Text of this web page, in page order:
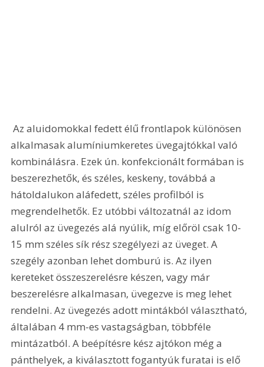
Az aluidomokkal fedett élű frontlapok különösen
alkalmasak alumíniumkeretes üvegajtókkal való
kombinálásra. Ezek ún. konfekcionált formában is
beszerezhetők, és széles, keskeny, továbbá a
hátoldalukon aláfedett, széles profilból is
megrendelhetők. Ez utóbbi változatnál az idom
alulról az üvegezés alá nyúlik, míg előröl csak 10-
15 mm széles sík rész szegélyezi az üveget. A
szegély azonban lehet domburú is. Az ilyen
kereteket összeszerelésre készen, vagy már
beszerelésre alkalmasan, üvegezve is meg lehet
rendelni. Az üvegezés adott mintákból választható,
általában 4 mm-es vastagságban, többféle
mintázatból. A beépítésre kész ajtókon még a
pánthelyek, a kiválasztott fogantyúk furatai is elő